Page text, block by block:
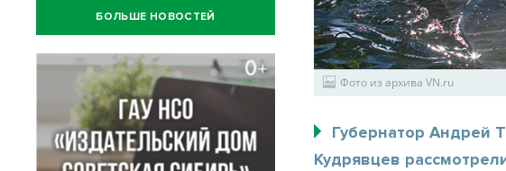
Фото из архива VN.ru
Губернатор Андрей
Кудрявцев
БОЛЬШЕ НОВОСТЕЙ